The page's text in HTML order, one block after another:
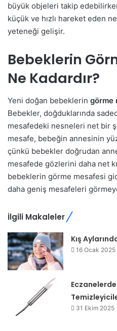
büyük objeleri takip
küçük ve hızlı hareket eden
yeteneği gelişir.
Bebeklerin
Ne Kadardır?
Yeni doğan bebeklerin görme
Bebekler, doğduklarında
mesafedeki nesneleri net bir
mesafe, bebeğin annesinin
çünkü bebekler doğrudan
mesafede gözlerini daha net
bebeklerin görme mesafesi
daha geniş mesafeleri
İlgili Makaleler
Kış
16 Ocak 2025
31 Ekim 2025